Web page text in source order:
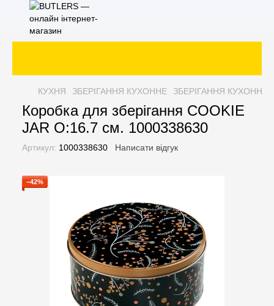
КУХНЯ ЗБЕРІГАННЯ КУХОННЕ ЗБЕРІГАННЯ КУХОННЕ
Коробка для зберігання COOKIE
JAR O:16.7 см. 1000338630
Артикул: 1000338630 Написати відгук
−42%